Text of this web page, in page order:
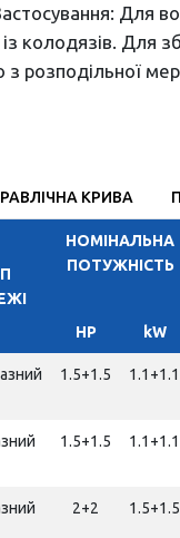
Для
колодязів. Для
з розподільної
КРИВА
НОМІНАЛЬНА
ПОТУЖНІСТЬ
HP kW
1.5+1.5 1.1+1.1
1.5+1.5 1.1+1.1
2+2 1.5+1.5